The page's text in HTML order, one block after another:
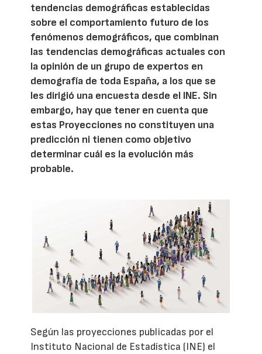
tendencias demográficas establecidas
sobre el comportamiento futuro de los
fenómenos demográficos, que combinan
las tendencias demográficas actuales con
la opinión de un grupo de expertos en
demografía de toda España, a los que se
les dirigió una encuesta desde el INE. Sin
embargo, hay que tener en cuenta que
estas Proyecciones no constituyen una
predicción ni tienen como objetivo
determinar cuál es la evolución más
probable.
Según las proyecciones publicadas por el
Instituto Nacional de Estadística (INE) el